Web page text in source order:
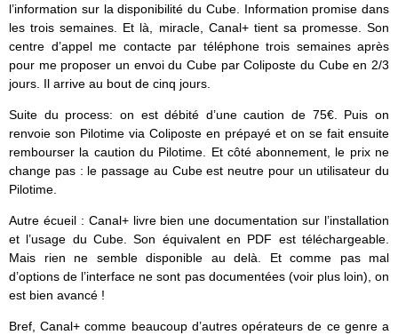
l’information sur la disponibilité du Cube. Information promise dans
les trois semaines. Et là, miracle, Canal+ tient sa promesse. Son
centre d’appel me contacte par téléphone trois semaines après
pour me proposer un envoi du Cube par Coliposte du Cube en 2/3
jours. Il arrive au bout de cinq jours.
Suite du process: on est débité d’une caution de 75€. Puis on
renvoie son Pilotime via Coliposte en prépayé et on se fait ensuite
rembourser la caution du Pilotime. Et côté abonnement, le prix ne
change pas : le passage au Cube est neutre pour un utilisateur du
Pilotime.
Autre écueil : Canal+ livre bien une documentation sur l’installation
et l’usage du Cube. Son équivalent en PDF est téléchargeable.
Mais rien ne semble disponible au delà. Et comme pas mal
d’options de l’interface ne sont pas documentées (voir plus loin), on
est bien avancé !
Bref, Canal+ comme beaucoup d’autres opérateurs de ce genre a